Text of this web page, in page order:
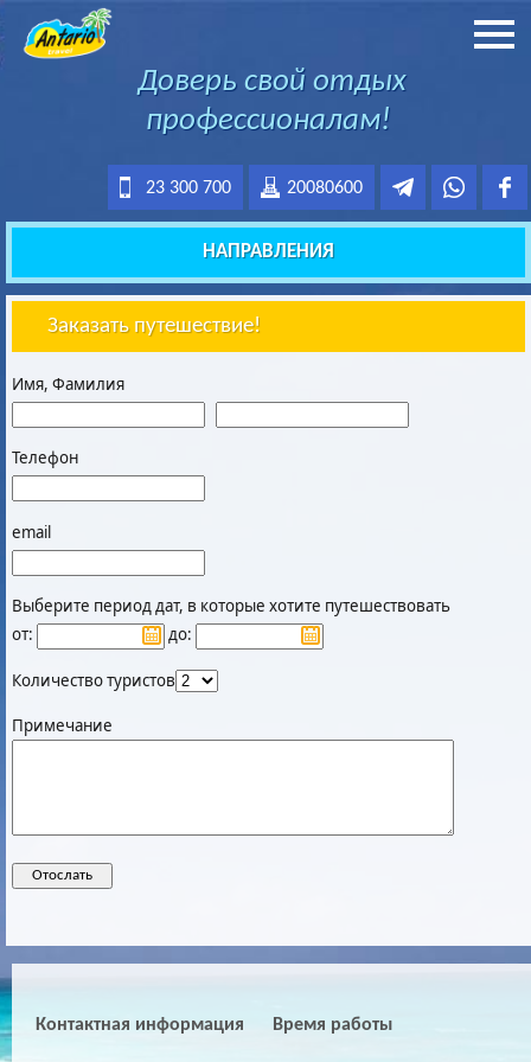
Доверь свой отдых
профессионалам!
20080600
23 300 700
НАПРАВЛЕНИЯ
Заказать путешествие!
Имя, Фамилия
Телефон
email
Выберите период дат, в которые хотите путешествовать
от:
до:
Количество туристов
Примечание
Контактная информация Время работы